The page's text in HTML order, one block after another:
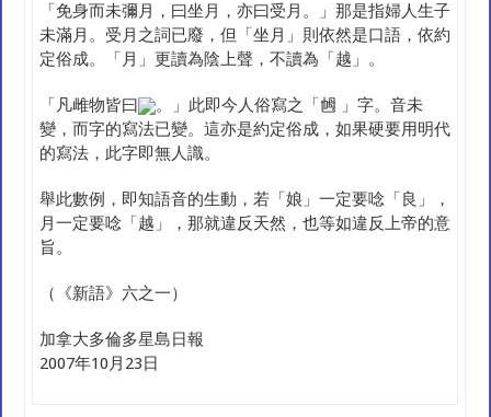
「免身而未彌月，曰坐月，亦曰受月。」那是指婦人生子
未滿月。受月之詞已廢，但「坐月」則依然是口語，依約
定俗成。「月」更讀為陰上聲，不讀為「越」。
「凡雌物皆曰
。」此即今人俗寫之「乸 」字。音未
變，而字的寫法已變。這亦是約定俗成，如果硬要用明代
的寫法，此字即無人識。
舉此數例，即知語音的生動，若「娘」一定要唸「良」，
月一定要唸「越」，那就違反天然，也等如違反上帝的意
旨。
（《新語》六之一）
加拿大多倫多星島日報
2007年10月23日